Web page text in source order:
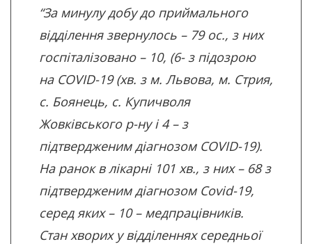
“За минулу добу до приймального
відділення звернулось – 79 ос., з них
госпіталізовано – 10, (6- з підозрою
на COVID-19 (хв. з м. Львова, м. Стрия,
с. Боянець, с. Купичволя
Жовківського р-ну і 4 – з
підтвердженим діагнозом COVID-19).
На ранок в лікарні 101 хв., з них – 68 з
підтвердженим діагнозом Covid-19,
серед яких – 10 – медпрацівників.
Стан хворих у відділеннях середньої